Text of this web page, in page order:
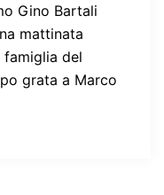
Gino Bartali
mattinata
famiglia del
grata a Marco